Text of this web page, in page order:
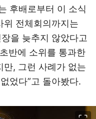
후배로부터 이 소식
위 전체회의까지는
을 늦추지 않았다고
반에 소위를 통과한
만, 그런 사례가 없는
었다”고 돌아봤다.